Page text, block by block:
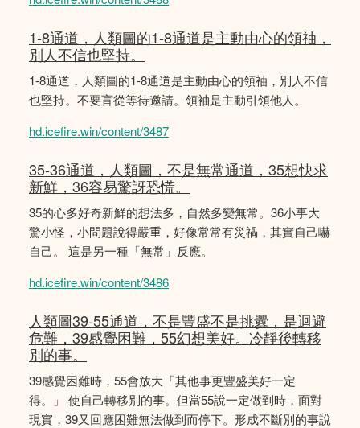
1-8通道，人類圖的1-8通道是主動由心的領䄂，
別人不信也堅持。
1-8通道，人類圖的1-8通道是主動由心的領䄂，別人不信
也堅持。不要盲從等待邀請。領袖是主動引領他人。
hd.icefire.win/content/3487
35-36通道，人類圖，不是無常通道，35想快求
新鮮，36容易驚訝恐慌。
35的心多好奇新鮮的想法多，自然多變無常。36小事大
驚小怪，小問題說得嚴重，好像常常有災禍，其實自己嚇
自己。 這是另一種「無常」反應。
hd.icefire.win/content/3486
人類圖39-55通道，不是豐盛不是挑釁，是迴避
危難，39感覺困難，55幻想美好。冷靜後轉移
別的事。
39感覺困難時，55會放大「其他事更豐盛美好一定
得。」 使自己轉移別的事。但當55說一定做到時，面對
現實，39又回應困難無法做到而停下。形成不斷別的事說